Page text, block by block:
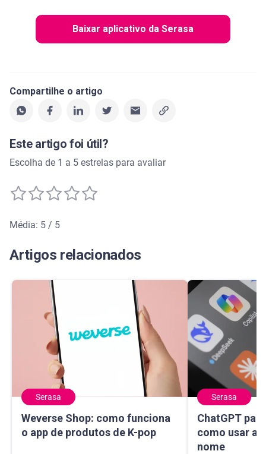
Baixar aplicativo da Serasa
Compartilhe o artigo
Este artigo foi útil?
Escolha de 1 a 5 estrelas para avaliar
Média: 5 / 5
Artigos relacionados
Serasa
Weverse Shop: como funciona
o app de produtos de K-pop
Weverse Shop: como funciona o app de produtos de K-pop
Serasa
ChatGPT
como usar a
nome
ChatGPT para